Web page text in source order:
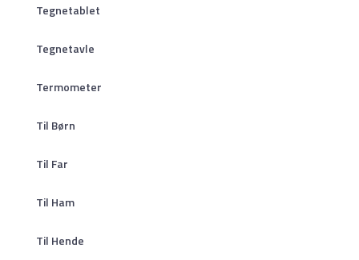
Tegnetablet
Tegnetavle
Termometer
Til Børn
Til Far
Til Ham
Til Hende